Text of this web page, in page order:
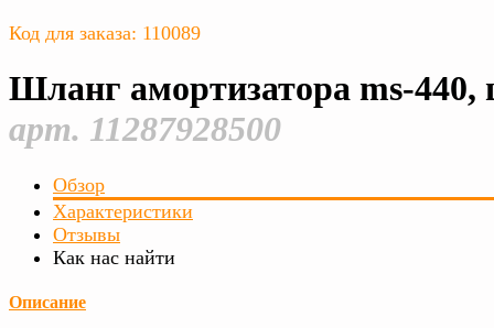
Код для заказа: 110089
Шланг амортизатора ms-440,
арт. 11287928500
Обзор
Характеристики
Отзывы
Как нас найти
Описание